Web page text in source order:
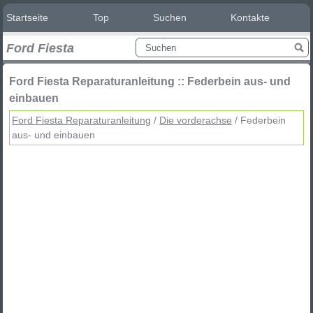
Startseite Top Suchen Kontakte
Ford Fiesta
Ford Fiesta Reparaturanleitung :: Federbein aus- und
einbauen
Ford Fiesta Reparaturanleitung / Die vorderachse / Federbein
aus- und einbauen